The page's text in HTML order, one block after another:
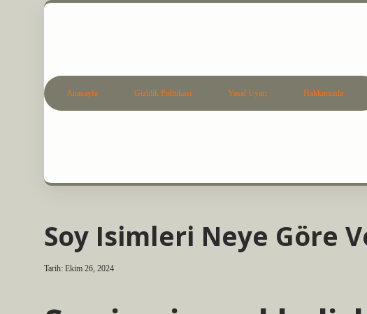
Anasayfa Gizlilik Politikası Yasal Uyarı Hakkımızda
Soy Isimleri Neye Göre
Tarih: Ekim 26, 2024